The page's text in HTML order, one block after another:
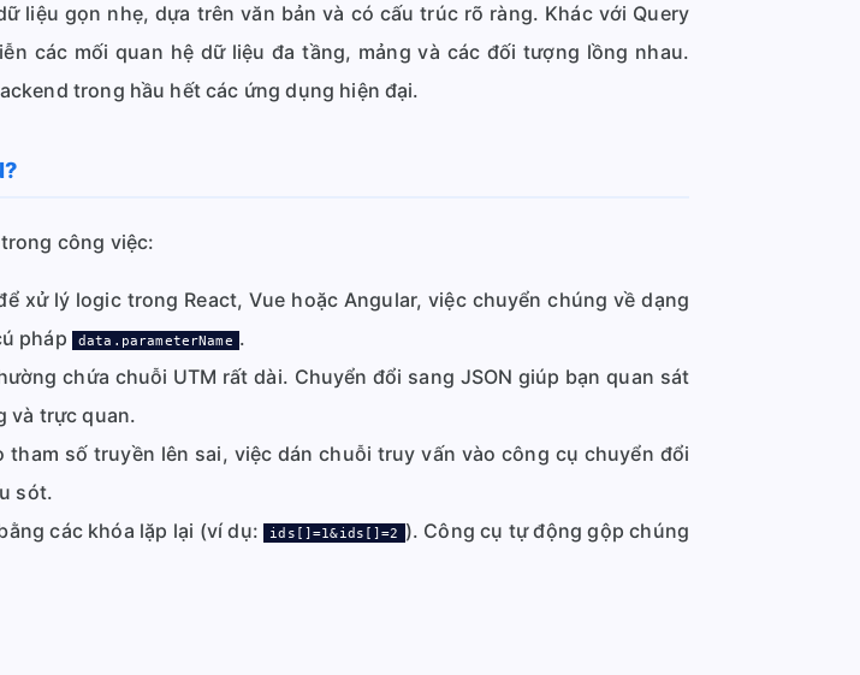
liệu gọn nhẹ, dựa trên văn bản và có cấu trúc rõ ràng. Khác với Query
các mối quan hệ dữ liệu đa tầng, mảng và các đối tượng lồng nhau.
trong hầu hết các ứng dụng hiện đại.
công việc:
xử lý logic trong React, Vue hoặc Angular, việc chuyển chúng về dạng
pháp
data.parameterName .
chứa chuỗi UTM rất dài. Chuyển đổi sang JSON giúp bạn quan sát
và trực quan.
tham số truyền lên sai, việc dán chuỗi truy vấn vào công cụ chuyển đổi
sót.
các khóa lặp lại (ví dụ: ids[]=1&ids[]=2 ). Công cụ tự động gộp chúng